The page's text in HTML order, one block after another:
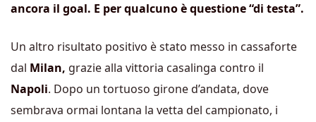
ancora il goal. E per qualcuno è questione “di testa”.
Un altro risultato positivo è stato messo in cassaforte
dal Milan, grazie alla vittoria casalinga contro il
Napoli. Dopo un tortuoso girone d’andata, dove
sembrava ormai lontana la vetta del campionato, i